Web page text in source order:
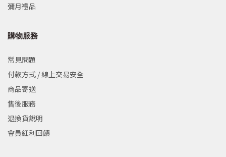
彌月禮品
購物服務
常見問題
付款方式 / 線上交易安全
商品寄送
售後服務
退換貨說明
會員紅利回饋